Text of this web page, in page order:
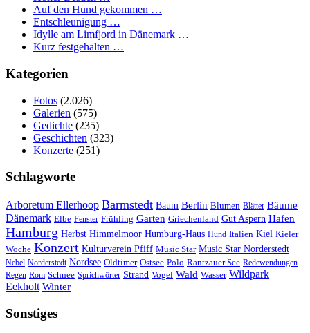
Auf den Hund gekommen …
Entschleunigung …
Idylle am Limfjord in Dänemark …
Kurz festgehalten …
Kategorien
Fotos (2.026)
Galerien (575)
Gedichte (235)
Geschichten (323)
Konzerte (251)
Schlagworte
Arboretum Ellerhoop Barmstedt Baum Berlin Blumen Blätter Bäume
Dänemark Elbe Fenster Frühling Garten Griechenland Gut Aspern Hafen
Hamburg Herbst Himmelmoor Humburg-Haus Hund Italien Kiel Kieler
Woche Konzert Kulturverein Pfiff Music Star Music Star Norderstedt
Nebel Norderstedt Nordsee Oldtimer Ostsee Polo Rantzauer See Redewendungen
Regen Rom Schnee Sprichwörter Strand Vogel Wald Wasser Wildpark
Eekholt Winter
Sonstiges